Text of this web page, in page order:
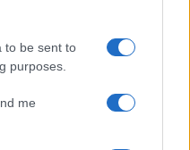
to be sent to
purposes.
me